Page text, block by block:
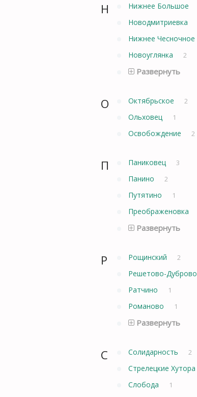
Н Нижнее Большое
Новодмитриевка
Нижнее Чесночное
Новоуглянка 2
Развернуть
О Октябрьское 2
Ольховец 1
Освобождение 2
П Паниковец 3
Панино 2
Путятино 1
Преображеновка
Развернуть
Р Рощинский 2
Решетово-Дуброво
Ратчино 1
Романово 1
Развернуть
С Солидарность 2
Стрелецкие Хутора
Слобода 1